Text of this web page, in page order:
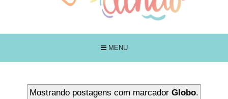
MENU
Mostrando postagens com marcador Globo.